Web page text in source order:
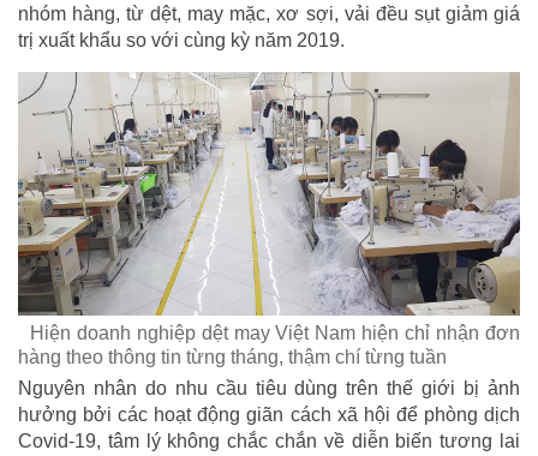
nhóm hàng, từ dệt, may mặc, xơ sợi, vải đều sụt giảm giá
trị xuất khẩu so với cùng kỳ năm 2019.
Hiện doanh nghiệp dệt may Việt Nam hiện chỉ nhận đơn
hàng theo thông tin từng tháng, thậm chí từng tuần
Nguyên nhân do nhu cầu tiêu dùng trên thế giới bị ảnh
hưởng bởi các hoạt động giãn cách xã hội để phòng dịch
Covid-19, tâm lý không chắc chắn về diễn biến tương lai